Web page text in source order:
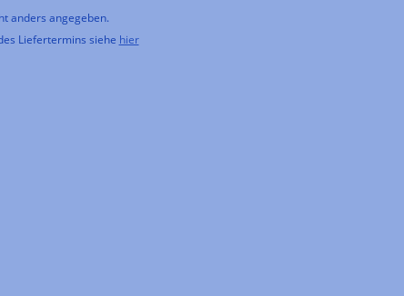
anders angegeben.
Liefertermins siehe hier